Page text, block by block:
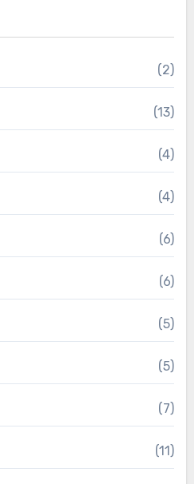
(2)
(13)
(4)
(4)
(6)
(6)
(5)
(5)
(7)
(11)